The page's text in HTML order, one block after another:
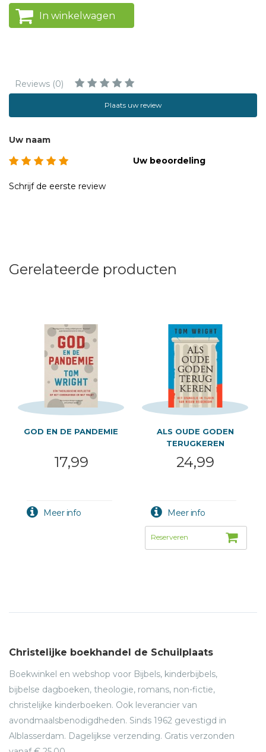
In winkelwagen
Reviews (0)
Plaats uw review
Uw naam
Uw beoordeling
Schrijf de eerste review
Gerelateerde producten
GOD EN DE PANDEMIE
17,99
ALS OUDE GODEN
TERUGKEREN
24,99
Christelijke boekhandel de Schuilplaats
Boekwinkel en webshop voor Bijbels, kinderbijbels,
bijbelse dagboeken, theologie, romans, non-fictie,
christelijke kinderboeken. Ook leverancier van
avondmaalsbenodigdheden. Sinds 1962 gevestigd in
Alblasserdam. Dagelijkse verzending. Gratis verzonden